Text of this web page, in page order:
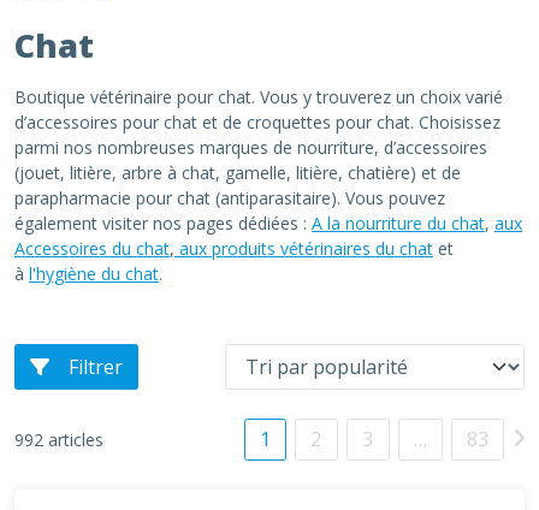
Chat
Boutique vétérinaire pour chat. Vous y trouverez un choix varié
d’accessoires pour chat et de croquettes pour chat. Choisissez
parmi nos nombreuses marques de nourriture, d’accessoires
(jouet, litière, arbre à chat, gamelle, litière, chatière) et de
parapharmacie pour chat (antiparasitaire). Vous pouvez
également visiter nos pages dédiées : A la nourriture du chat, aux
Accessoires du chat, aux produits vétérinaires du chat et
à l'hygiène du chat.
Filtrer
992 articles 1 2 3 … 83